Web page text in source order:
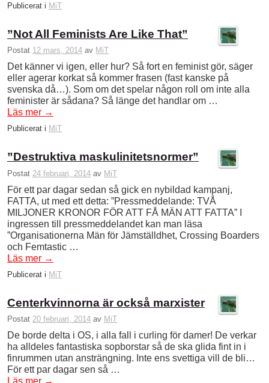
Publicerat i MiT
”Not All Feminists Are Like That”
Postat 12 mars, 2014 av MiT
Det känner vi igen, eller hur? Så fort en feminist gör, säger
eller agerar korkat så kommer frasen (fast kanske på
svenska då…). Som om det spelar någon roll om inte alla
feminister är sådana? Så länge det handlar om …
Läs mer →
Publicerat i MiT
”Destruktiva maskulinitetsnormer”
Postat 24 februari, 2014 av MiT
För ett par dagar sedan så gick en nybildad kampanj,
FATTA, ut med ett detta: ”Pressmeddelande: TVÅ
MILJONER KRONOR FÖR ATT FÅ MÄN ATT FATTA” I
ingressen till pressmeddelandet kan man läsa
”Organisationerna Män för Jämställdhet, Crossing Boarders
och Femtastic …
Läs mer →
Publicerat i MiT
Centerkvinnorna är också marxister
Postat 20 februari, 2014 av MiT
De borde delta i OS, i alla fall i curling för damer! De verkar
ha alldeles fantastiska sopborstar så de ska glida fint in i
finrummen utan ansträngning. Inte ens svettiga vill de bli…
För ett par dagar sen så …